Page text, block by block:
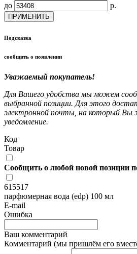
до
р.
ПРИМЕНИТЬ
Подсказка
сообщить о появлении
Уважаемый покупатель!
Для Вашего удобства мы можем
выбранной позиции. Для этого
электронной почты, на который Вы
уведомление.
Код
Товар
Сообщить о любой новой позиции
615517
парфюмерная вода (edp) 100 мл
E-mail
Ошибка
Ваш комментарий
Комментарий (мы пришлём его